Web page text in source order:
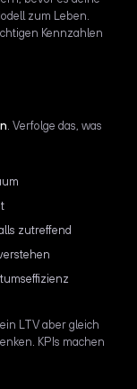
zum Leben.
Kennzahlen
. Verfolge das, was
zutreffend
LTV aber gleich
KPIs machen